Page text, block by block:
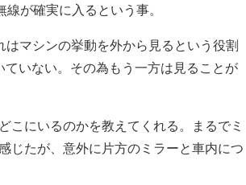
が確実に入るという事。
マシンの挙動を外から見るという役割
いない。その為もう一方は見ることが
こにいるのかを教えてくれる。まるでミ
じたが、意外に片方のミラーと車内につ